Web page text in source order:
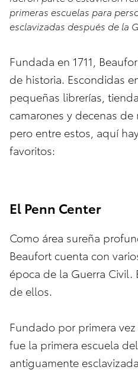
primeras escuelas para
esclavizadas después de la
Fundada en 1711,
de historia. Escondidas
pequeñas librerías,
camarones y decenas
pero entre estos, aquí
favoritos:
El Penn Center
Como área sureña
Beaufort cuenta con
época de la Guerra Civil.
de ellos.
Fundado por primera
fue la primera escuela
antiguamente